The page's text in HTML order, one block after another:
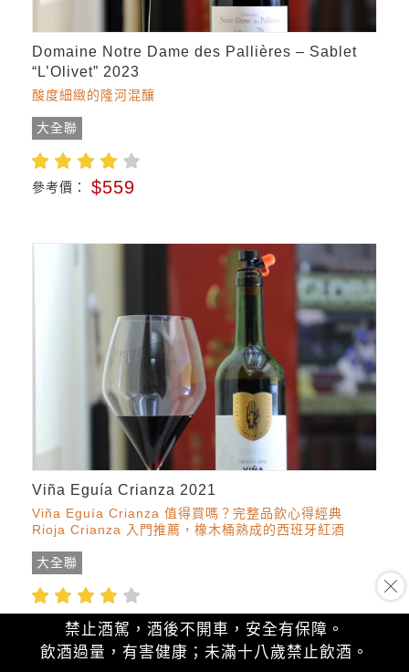
Domaine Notre Dame des Pallières – Sablet
“L’Olivet” 2023
酸度細緻的隆河混釀
大全聯
參考價： $559
Viña Eguía Crianza 2021
Viña Eguía Crianza 值得買嗎？完整品飲心得經典
Rioja Crianza 入門推薦，橡木桶熟成的西班牙紅酒
大全聯
參考價： $269
禁止酒駕，酒後不開車，安全有保障。
飲酒過量，有害健康；未滿十八歲禁止飲酒。